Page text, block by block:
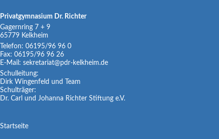
Privatgymnasium Dr. Richter
Gagernring 7 + 9
65779 Kelkheim
Telefon: 06195/96 96 0
Fax: 06195/96 96 26
E-Mail: sekretariat@pdr-kelkheim.de
Schulleitung:
Dirk Wingenfeld und Team
Schulträger:
Dr. Carl und Johanna Richter Stiftung e.V.
Navigation
Startseite